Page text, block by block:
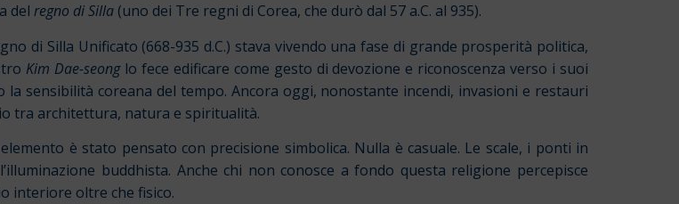
del regno di Silla (uno dei Tre regni di Corea, che durò dal 57 a.C. al 935).
di Silla Unificato (668-935 d.C.) stava vivendo una fase di grande prosperità politica,
Kim Dae-seonglo fece edificare come gesto di devozione e riconoscenza verso i suoi
sensibilità coreana del tempo. Ancora oggi, nonostante incendi, invasioni e restauri
tra architettura, natura e spiritualità.
è stato pensato con precisione simbolica. Nulla è casuale. Le scale, i ponti in
buddhista. Anche chi non conosce a fondo questa religione percepisce
interiore oltre che fisico.